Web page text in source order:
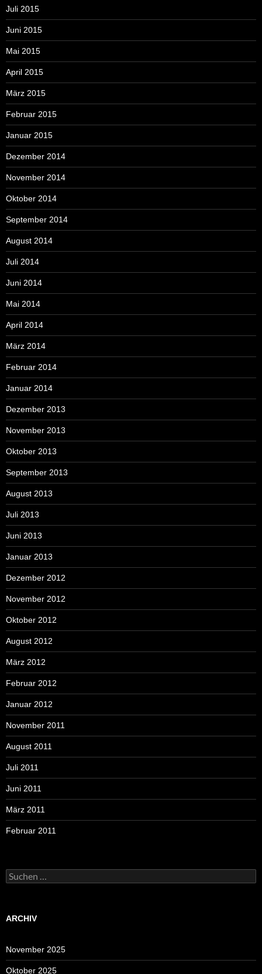
Juli 2015
Juni 2015
Mai 2015
April 2015
März 2015
Februar 2015
Januar 2015
Dezember 2014
November 2014
Oktober 2014
September 2014
August 2014
Juli 2014
Juni 2014
Mai 2014
April 2014
März 2014
Februar 2014
Januar 2014
Dezember 2013
November 2013
Oktober 2013
September 2013
August 2013
Juli 2013
Juni 2013
Januar 2013
Dezember 2012
November 2012
Oktober 2012
August 2012
März 2012
Februar 2012
Januar 2012
November 2011
August 2011
Juli 2011
Juni 2011
März 2011
Februar 2011
Suchen
nach:
ARCHIV
November 2025
Oktober 2025